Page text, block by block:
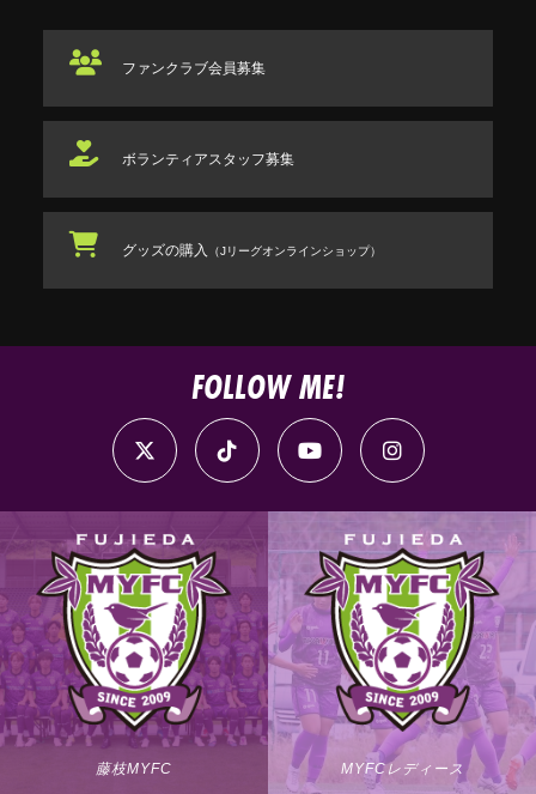
ファンクラブ会員募集
ボランティアスタッフ募集
グッズの購入 （Jリーグオンラインショップ）
FOLLOW ME!
藤枝MYFC MYFCレディース